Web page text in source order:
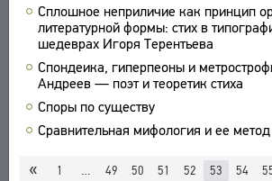
Сплошное неприличие как принцип
литературной формы: стих в
шедеврах Игоря Терентьева
Спондеика, гиперпеоны и
Андреев — поэт и теоретик стиха
Споры по существу
Сравнительная мифология и ее метод
« 1 … 49 50 51 52 53 54